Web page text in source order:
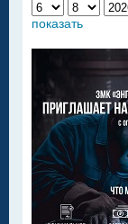
показать